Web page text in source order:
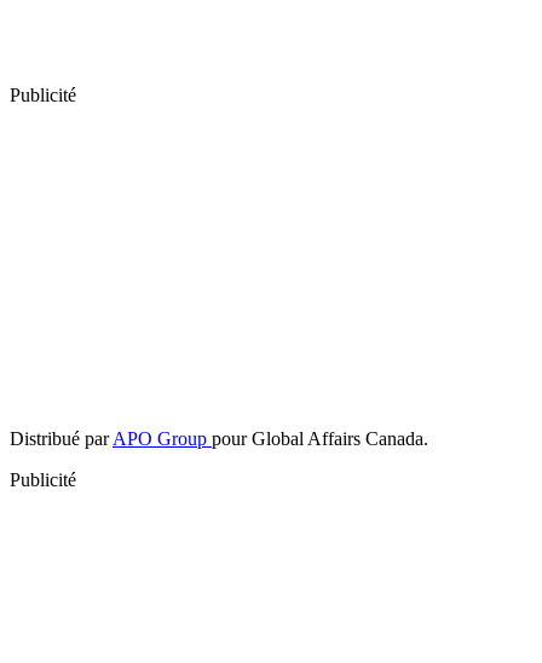
Publicité
Distribué parAPO Group pour Global Affairs Canada.
Publicité